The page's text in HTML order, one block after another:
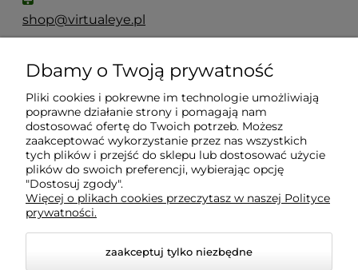
shop@virtualeye.pl
Moje konto
Płatności i dostawa
Informacje
O nas
Dbamy o Twoją prywatność
Pliki cookies i pokrewne im technologie umożliwiają
poprawne działanie strony i pomagają nam
dostosować ofertę do Twoich potrzeb. Możesz
zaakceptować wykorzystanie przez nas wszystkich
tych plików i przejść do sklepu lub dostosować użycie
plików do swoich preferencji, wybierając opcję
"Dostosuj zgody".
Więcej o plikach cookies przeczytasz w naszej Polityce
prywatności.
zaakceptuj tylko niezbędne